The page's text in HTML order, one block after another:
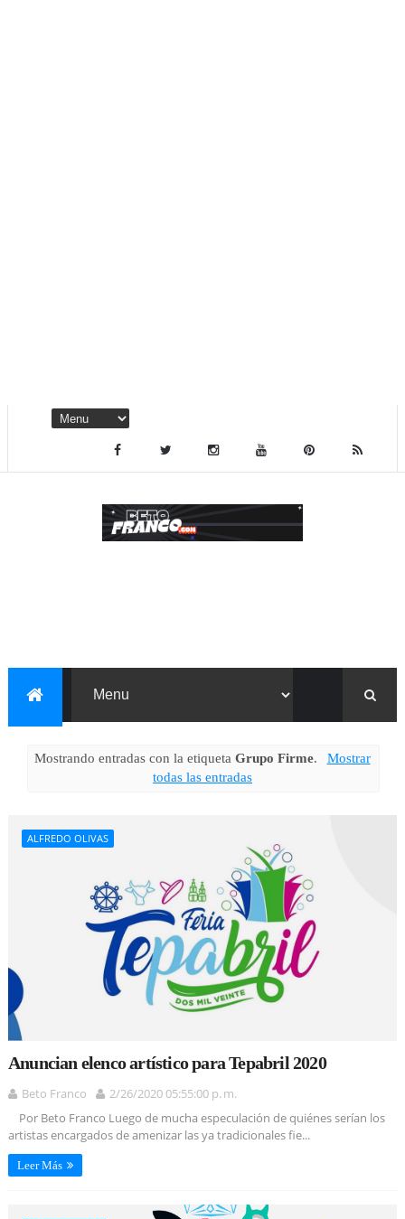
Mostrando entradas con la etiquetaGrupo Firme.
Mostrar
todas las entradas
ALFREDO OLIVAS
Anuncian elenco artístico para Tepabril 2020
Beto Franco
2/26/2020 05:55:00 p. m.
Por Beto Franco Luego de mucha especulación de quiénes serían los
artistas encargados de amenizar las ya tradicionales fie...
Leer Más